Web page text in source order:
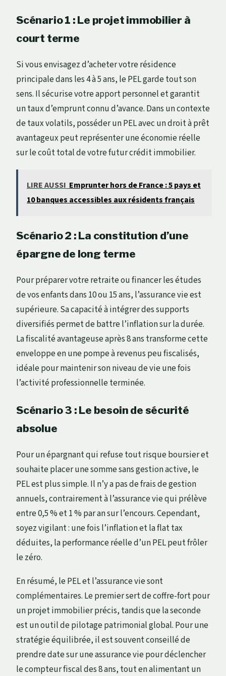
Scénario 1 : Le projet immobilier à
court terme
Si vous envisagez d’acheter votre résidence
principale dans les 4 à 5 ans, le PEL garde tout son
sens. Il sécurise votre apport personnel et garantit
un taux d’emprunt connu d’avance. Dans un contexte
de taux volatils, posséder un PEL avec un droit à prêt
avantageux peut représenter une économie réelle
sur le coût total de votre futur crédit immobilier.
LIRE AUSSI Emprunter hors de France : 5 pays et
10 banques accessibles aux résidents français
Scénario 2 : La constitution d’une
épargne de long terme
Pour préparer votre retraite ou financer les études
de vos enfants dans 10 ou 15 ans, l’assurance vie est
supérieure. Sa capacité à intégrer des supports
diversifiés permet de battre l’inflation sur la durée.
La fiscalité avantageuse après 8 ans transforme cette
enveloppe en une pompe à revenus peu fiscalisés,
idéale pour maintenir son niveau de vie une fois
l’activité professionnelle terminée.
Scénario 3 : Le besoin de sécurité
absolue
Pour un épargnant qui refuse tout risque boursier et
souhaite placer une somme sans gestion active, le
PEL est plus simple. Il n’y a pas de frais de gestion
annuels, contrairement à l’assurance vie qui prélève
entre 0,5 % et 1 % par an sur l’encours. Cependant,
soyez vigilant : une fois l’inflation et la flat tax
déduites, la performance réelle d’un PEL peut frôler
le zéro.
En résumé, le PEL et l’assurance vie sont
complémentaires. Le premier sert de coffre-fort pour
un projet immobilier précis, tandis que la seconde
est un outil de pilotage patrimonial global. Pour une
stratégie équilibrée, il est souvent conseillé de
prendre date sur une assurance vie pour déclencher
le compteur fiscal des 8 ans, tout en alimentant un